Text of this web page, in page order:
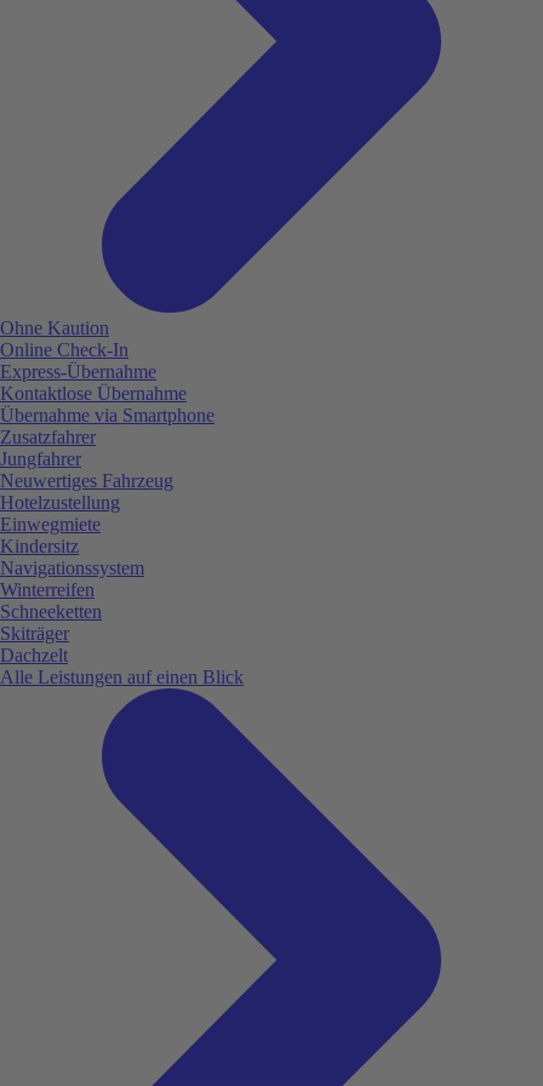
Ohne Kaution
Online Check-In
Express-Übernahme
Kontaktlose Übernahme
Übernahme via Smartphone
Zusatzfahrer
Jungfahrer
Neuwertiges Fahrzeug
Hotelzustellung
Einwegmiete
Kindersitz
Navigationssystem
Winterreifen
Schneeketten
Skiträger
Dachzelt
Alle Leistungen auf einen Blick